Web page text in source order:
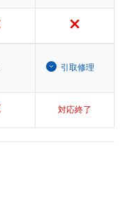
引取修理
対応終了